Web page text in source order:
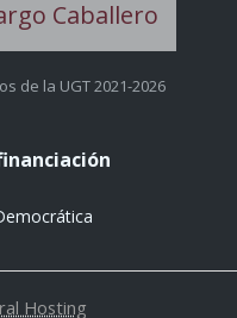
de la UGT 2021-2026
Hosting